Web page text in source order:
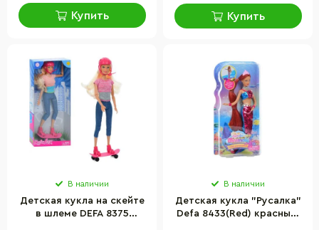
Купить Купить
В наличии
Детская кукла на скейте
в шлеме DEFA 8375
В наличии
Детская кукла "Русалка"
Defa 8433(Red) красный,